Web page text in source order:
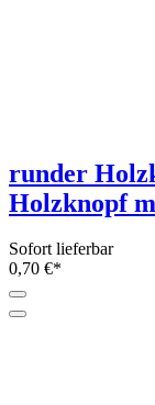
runder
Holzknopf
Sofort lieferbar
0,70 €*